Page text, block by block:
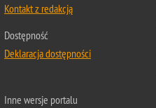
Kontakt z redakcją
Dostępność
Deklaracja dostępności
Inne wersje portalu